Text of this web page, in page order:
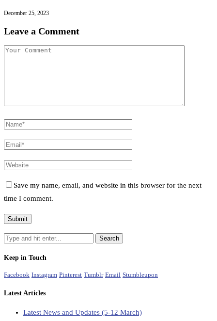
December 25, 2023
Leave a Comment
Save my name, email, and website in this browser for the next
time I comment.
Keep in Touch
Facebook Instagram Pinterest Tumblr Email Stumbleupon
Latest Articles
Latest News and Updates (5-12 March)